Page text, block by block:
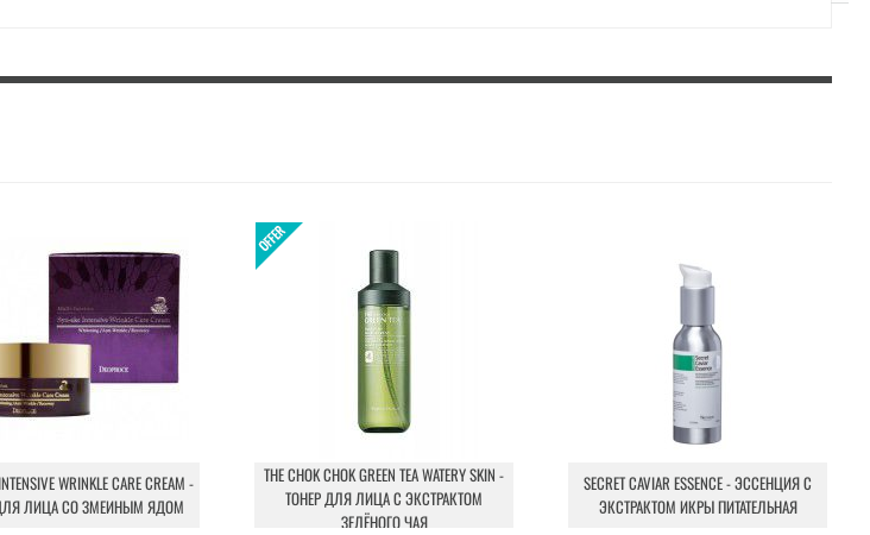
WRINKLE CARE CREAM -
ЛИЦА СО ЗМЕИНЫМ ЯДОМ
THE CHOK CHOK GREEN TEA WATERY SKIN -
ТОНЕР ДЛЯ ЛИЦА С ЭКСТРАКТОМ
ЗЕЛЁНОГО ЧАЯ
SECRET CAVIAR ESSENCE - ЭССЕНЦИЯ С
ЭКСТРАКТОМ ИКРЫ ПИТАТЕЛЬНАЯ